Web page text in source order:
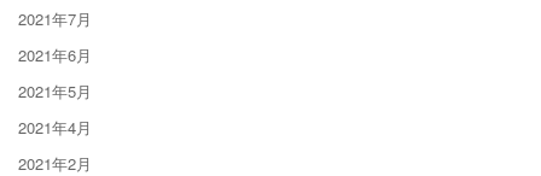
2021年7月
2021年6月
2021年5月
2021年4月
2021年2月